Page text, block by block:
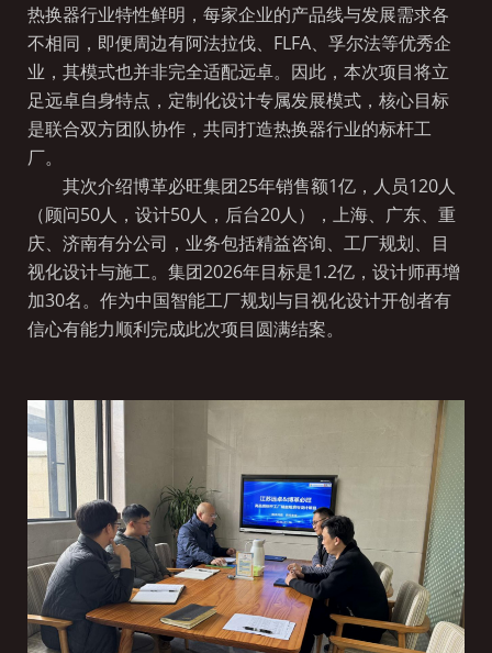
热换器行业特性鲜明，每家企业的产品线与发展需求各
不相同，即便周边有阿法拉伐、 FLFA、孚尔法等优秀企
业，其模式也并非完全适配远卓。因此，本次项目将立
足远卓自身特点，定制化设计专属发展模式，核心目标
是联合双方团队协作，共同打造热换器行业的标杆工
厂。
其次介绍博革必旺集团25年销售额1亿，人员120人
（顾问50人，设计50人，后台20人），上海、广东、重
庆、济南有分公司，业务包括精益咨询、工厂规划、目
视化设计与施工。集团2026年目标是1.2亿，设计师再增
加30名。作为中国智能工厂规划与目视化设计开创者有
信心有能力顺利完成此次项目圆满结案。